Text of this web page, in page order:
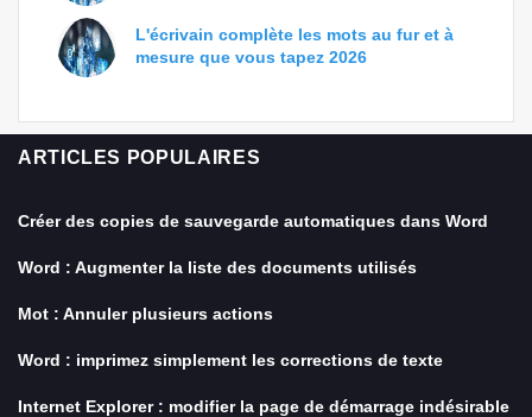
L'écrivain complète les mots au fur et à
mesure que vous tapez 2026
ARTICLES POPULAIRES
Créer des copies de sauvegarde automatiques dans Word
Word : Augmenter la liste des documents utilisés
Mot : Annuler plusieurs actions
Word : imprimez simplement les corrections de texte
Internet Explorer : modifier la page de démarrage indésirable